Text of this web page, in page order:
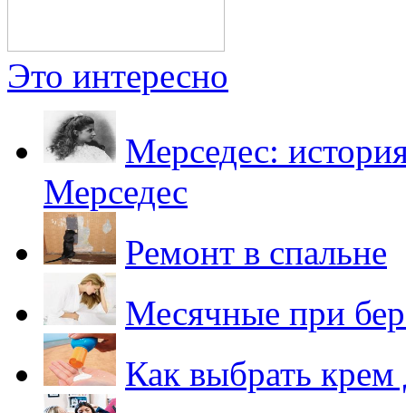
Это интересно
Мерседес:
Мерседес
Ремонт в спальне
Месячные при
Как выбрать крем